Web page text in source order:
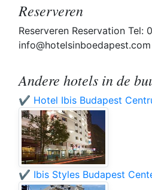
Reserveren
Reserveren Reservation Tel:
info@hotelsinboedapest.com
Andere hotels in de
✔️ Hotel Ibis Budapest
✔️ Ibis Styles Budapest